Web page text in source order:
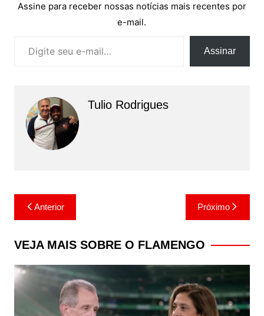
Assine para receber nossas notícias mais recentes por
e-mail.
Assinar
Tulio Rodrigues
Navegação
de
Post
Anterior Próximo
VEJA MAIS SOBRE O FLAMENGO